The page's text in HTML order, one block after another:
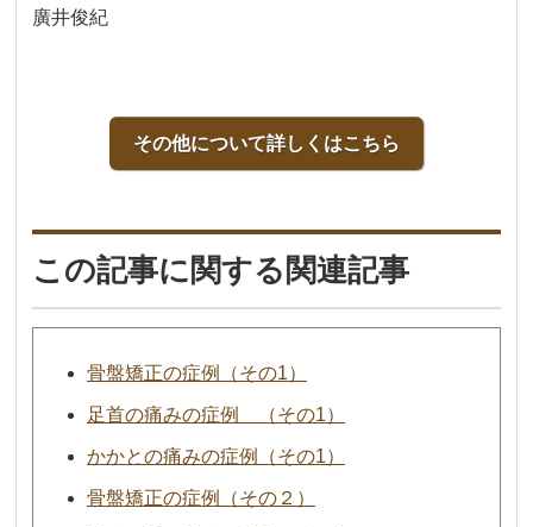
廣井俊紀
その他について詳しくはこちら
この記事に関する関連記事
骨盤矯正の症例（その1）
足首の痛みの症例 （その1）
かかとの痛みの症例（その1）
骨盤矯正の症例（その２）